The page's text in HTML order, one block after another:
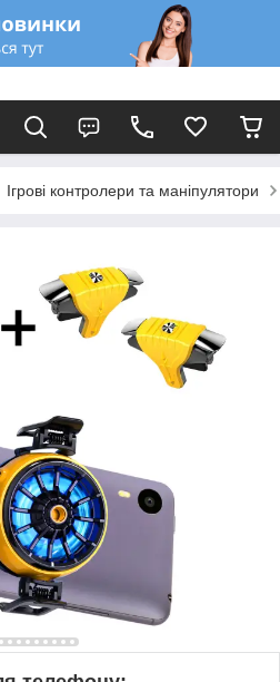
Ігрові контролери та маніпулятори